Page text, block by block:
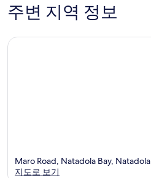
개
주변 지역 정보
Maro Road, Natadola Bay, Natadola
지도로 보기